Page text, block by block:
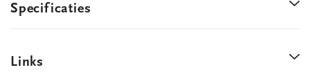
Specificaties
Links